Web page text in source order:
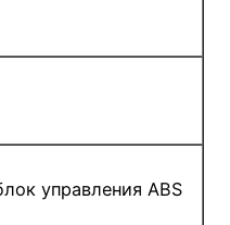
управления ABS